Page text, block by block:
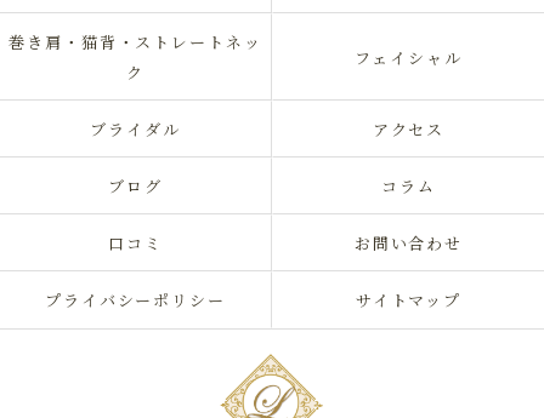
巻き肩・猫背・ストレートネッ
ク
フェイシャル
ブライダル アクセス
ブログ コラム
口コミ お問い合わせ
プライバシーポリシー サイトマップ